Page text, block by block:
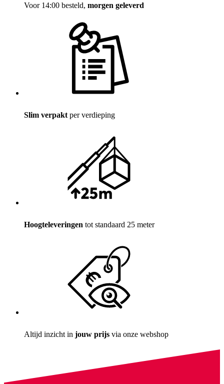
Voor 14:00 besteld, morgen geleverd
Slim verpakt per verdieping
Hoogteleveringen tot standaard 25 meter
Altijd inzicht in jouw prijs via onze webshop